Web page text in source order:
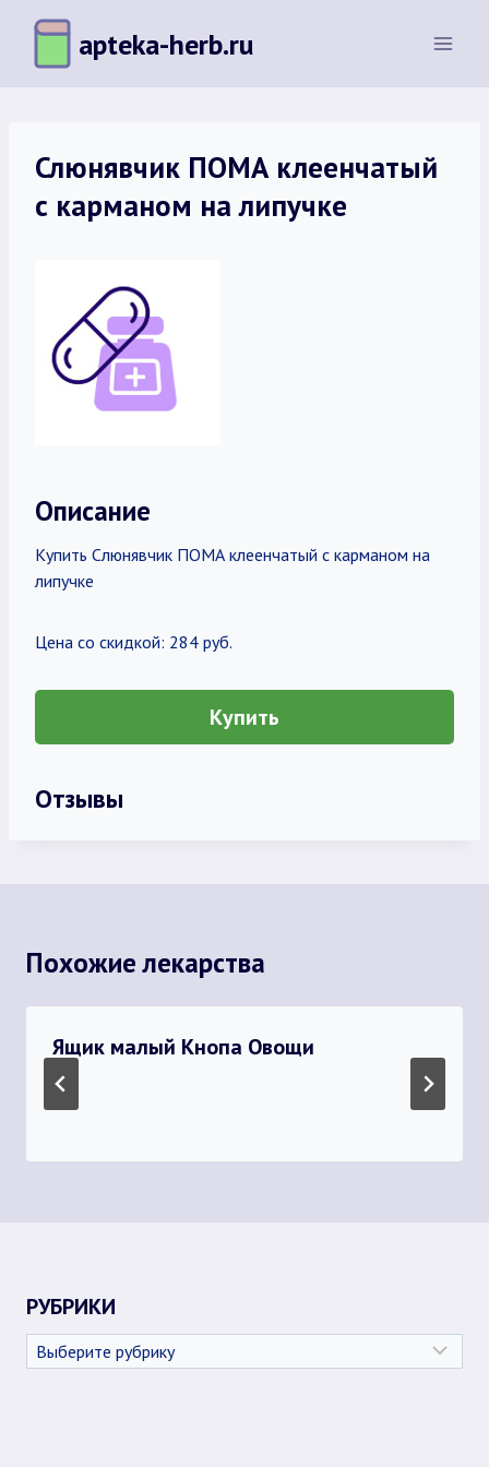
Перейти
содержимому
apteka-herb.ru
Слюнявчик ПОМА клеенчатый
с карманом на липучке
Описание
Купить Слюнявчик ПОМА клеенчатый с карманом на
липучке
Цена со скидкой: 284 руб.
Купить
Отзывы
Похожие лекарства
Ящик малый Кнопа Овощи
РУБРИКИ
Рубрики